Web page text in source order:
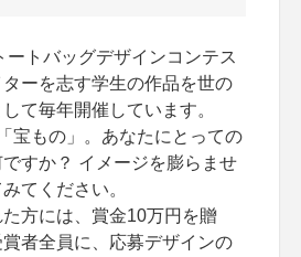
ートバッグデザインコンテス
ターを志す学生の作品を世の
て毎年開催しています。
宝もの」。あなたにとっての
ですか？ イメージを膨らませ
てください。
方には、賞金10万円を贈
者全員に、応募デザインの